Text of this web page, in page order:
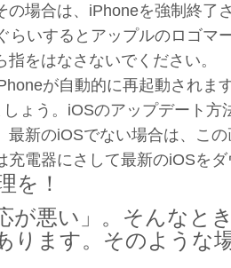
の場合は、iPhoneを強制終了
らいするとアップルのロゴマ
をはなさないでください。
が自動的に再起動されま
ょう。iOSのアップデート
最新のiOSでない場合は、こ
電器にさして最新のiOSをダ
を！
が悪い」。そんなと
ります。そのような